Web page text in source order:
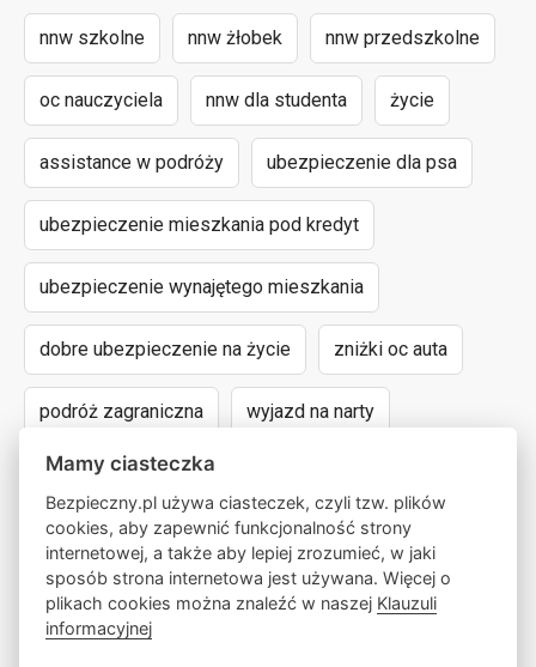
nnw szkolne nnw żłobek nnw przedszkolne
oc nauczyciela nnw dla studenta życie
assistance w podróży ubezpieczenie dla psa
ubezpieczenie mieszkania pod kredyt
ubezpieczenie wynajętego mieszkania
dobre ubezpieczenie na życie zniżki oc auta
podróż zagraniczna wyjazd na narty
assistance dla aut powyżej 15 lat
następstwa nieszczęśliwych wypadków
wyczynowe uprawianie sportów lokalny pośrednik
Mamy ciasteczka
Bezpieczny.pl używa ciasteczek, czyli tzw. plików
cookies, aby zapewnić funkcjonalność strony
internetowej, a także aby lepiej zrozumieć, w jaki
sposób strona internetowa jest używana. Więcej o
plikach cookies można znaleźć w naszej Klauzuli
informacyjnej